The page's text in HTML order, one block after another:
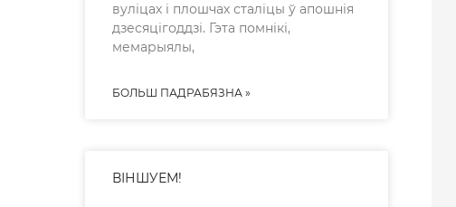
вуліцах і плошчах сталіцы ў апошнія
дзесяцігоддзі. Гэта помнікі,
мемарыялы,
БОЛЬШ ПАДРАБЯЗНА »
ВІНШУЕМ!